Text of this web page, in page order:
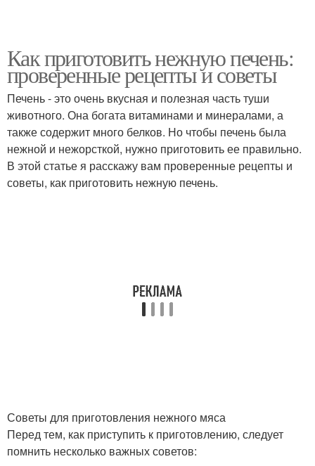
Как приготовить нежную печень:
проверенные рецепты и советы
Печень - это очень вкусная и полезная часть туши
животного. Она богата витаминами и минералами, а
также содержит много белков. Но чтобы печень была
нежной и нежорсткой, нужно приготовить ее правильно.
В этой статье я расскажу вам проверенные рецепты и
советы, как приготовить нежную печень.
Советы для приготовления нежного мяса
Перед тем, как приступить к приготовлению, следует
помнить несколько важных советов: